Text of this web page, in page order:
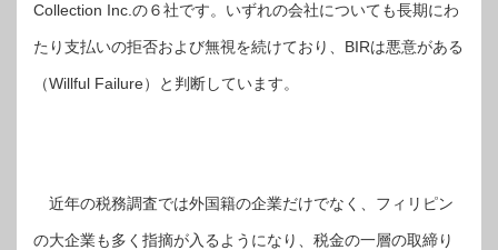
Collection Inc.の６社です。いずれの会社についても長期にわ
たり支払いの拒否および無視を続けており、BIRは悪意がある
（Willful Failure）と判断しています。
近年の税務調査では外国籍の企業だけでなく、フィリピン
の大企業も多く指摘が入るようになり、税金の一層の取締り